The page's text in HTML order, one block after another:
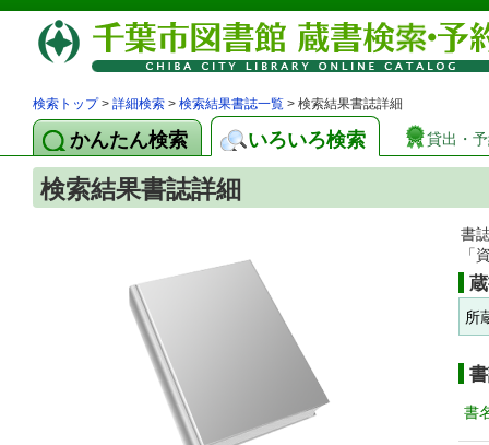
検索トップ> 詳細検索 > 検索結果書誌一覧 > 検索結果書誌詳細
かんたん検索 いろいろ検索 貸出・
検索結果書誌詳細
書
「
所
書